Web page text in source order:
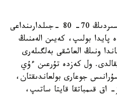
فليپپينگ ا ق ش-تا وتكەن عاسىردىڭ 70- 80 -جىلدارىنداعى
پايدا بولىپ، كەيىن الەمنىڭ
ونىڭ العاشقى بەلگىلەرى
ول كەزدە تۇرعىن ءۇي
جوعارى بولعاندىقتان،
اق قىمباتقا قايتا ساتىپ،